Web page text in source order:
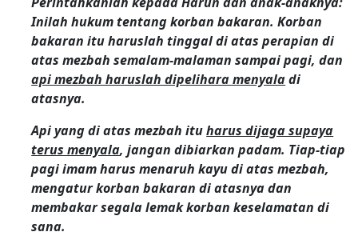
Inilah hukum tentang korban bakaran. Korban
bakaran itu haruslah tinggal di atas perapian di
atas mezbah semalam-malaman sampai pagi, dan
api mezbah haruslah dipelihara menyaladi
atasnya.
Api yang di atas mezbah ituharus dijaga supaya
terus menyala, jangan dibiarkan padam. Tiap-tiap
pagi imam harus menaruh kayu di atas mezbah,
mengatur korban bakaran di atasnya dan
membakar segala lemak korban keselamatan di
sana.